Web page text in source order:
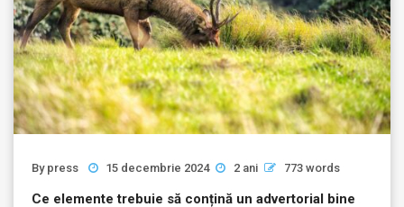
By press 15 decembrie 2024 2 ani 773 words
Ce elemente trebuie să conțină un advertorial bine